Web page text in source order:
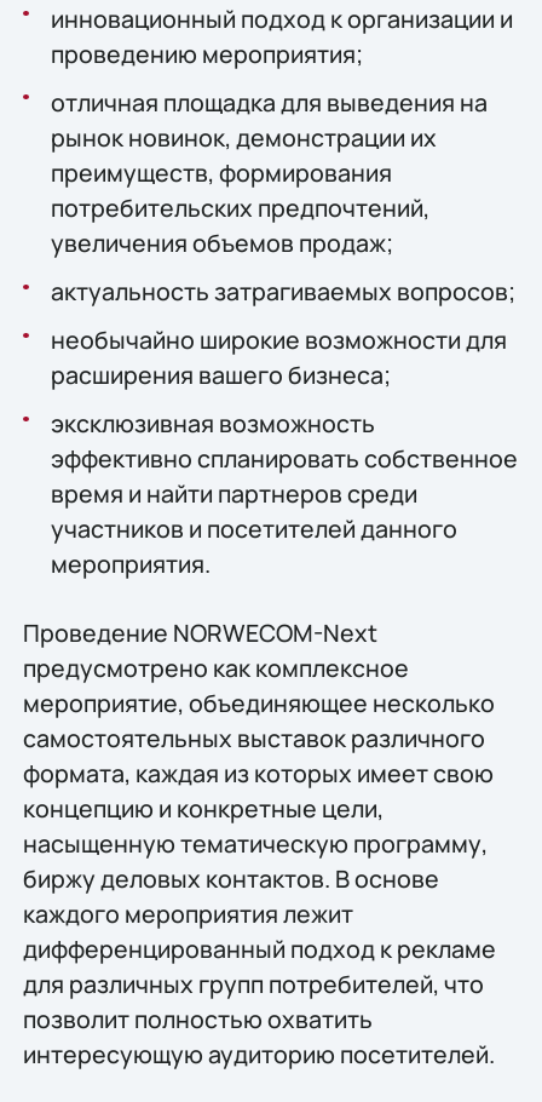
инновационный подход к организации и
проведению мероприятия;
отличная площадка для выведения на
рынок новинок, демонстрации их
преимуществ, формирования
потребительских предпочтений,
увеличения объемов продаж;
актуальность затрагиваемых вопросов;
необычайно широкие возможности для
расширения вашего бизнеса;
эксклюзивная возможность
эффективно спланировать собственное
время и найти партнеров среди
участников и посетителей данного
мероприятия.
Проведение NORWECOM-Next
предусмотрено как комплексное
мероприятие, объединяющее несколько
самостоятельных выставок различного
формата, каждая из которых имеет свою
концепцию и конкретные цели,
насыщенную тематическую программу,
биржу деловых контактов. В основе
каждого мероприятия лежит
дифференцированный подход к рекламе
для различных групп потребителей, что
позволит полностью охватить
интересующую аудиторию посетителей.